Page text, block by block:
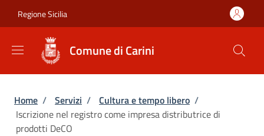
Regione Sicilia
Comune di Carini
Briciole di pane
Home / Servizi / Cultura e tempo libero /
Iscrizione nel registro come impresa distributrice di
prodotti DeCO